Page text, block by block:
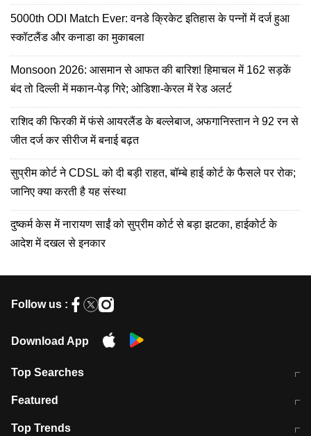
5000th ODI Match Ever: वनडे क्रिकेट इतिहास के पन्नों में दर्ज हुआ
स्कॉटलैंड और कनाडा का मुकाबला
Monsoon 2026: आसमान से आफत की बारिश! हिमाचल में 162 सड़कें
बंद तो दिल्ली में मकान-पेड़ गिरे; ओडिशा-केरल में रेड अलर्ट
राशिद की फिरकी में फंसे आयरलैंड के बल्लेबाज, अफगानिस्तान ने 92 रन से
जीत दर्ज कर सीरीज में बनाई बढ़त
सुप्रीम कोर्ट ने CDSL को दी बड़ी राहत, बॉम्बे हाई कोर्ट के फैसले पर रोक;
जानिए क्या करती है यह संस्था
दुष्कर्म केस में नारायण साईं को सुप्रीम कोर्ट से बड़ा झटका, हाईकोर्ट के
आदेश में दखल से इनकार
Follow us :
Download App
Top Searches
मुंबई में लगे 'जेन जी' के पोस्टर, लिखा- 'मैं
Featured
10 अगस्त को विधानसभा का घेराव करेंगे
Top Trends